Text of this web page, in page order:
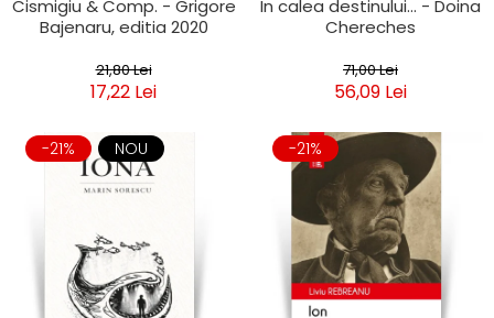
Cismigiu & Comp. - Grigore
Bajenaru, editia 2020
21,80 Lei
17,22 Lei
In calea destinului... - Doina
Chereches
71,00 Lei
56,09 Lei
-21% NOU -21%